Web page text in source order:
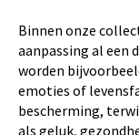
Binnen onze
aanpassing al een
worden
emoties of
bescherming,
als geluk,